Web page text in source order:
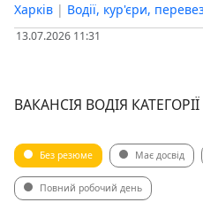
Харків | Водії, кур'єри,
13.07.2026 11:31
ВАКАНСІЯ ВОДІЯ КАТЕГОРІЇ
Без резюме Має досвід
Повний робочий день